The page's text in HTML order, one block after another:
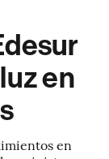
en
en